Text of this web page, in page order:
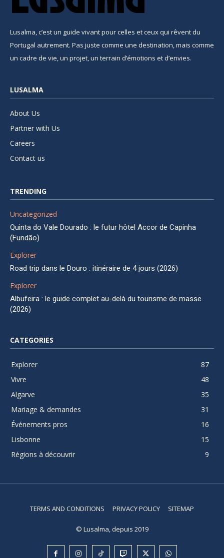
Lusalma, c’est un guide vivant pour celles et ceux qui rêvent du
Portugal autrement. Pas juste comme une destination, mais comme
un cadre de vie, un projet, un terrain d’émotions et d’envies.
LUSALMA
About Us
Partner with Us
Careers
Contact us
TRENDING
Uncategorized
Quinta do Vale Dourado : le futur hôtel Accor de Capinha
(Fundão)
Explorer
Road trip dans le Douro : itinéraire de 4 jours (2026)
Explorer
Albufeira : le guide complet au-delà du tourisme de masse
(2026)
CATEGORIES
Explorer
87
Vivre
48
Algarve
35
Mariage & demandes
31
Événements pros
16
Lisbonne
15
Régions à découvrir
9
TERMS AND CONDITIONS PRIVACY POLICY SITEMAP
© Lusalma, depuis 2019